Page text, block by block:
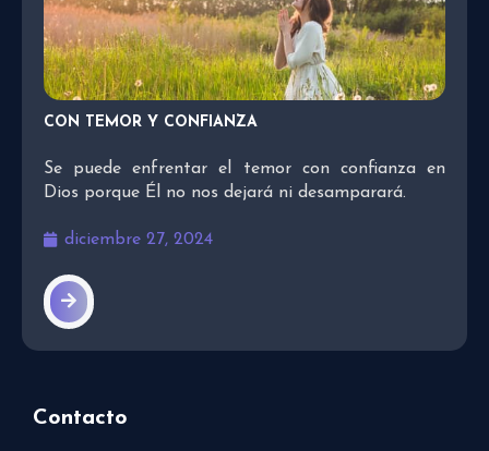
CON TEMOR Y CONFIANZA
Se puede enfrentar el temor con confianza en
Dios porque Él no nos dejará ni desamparará.
diciembre 27, 2024
Contacto